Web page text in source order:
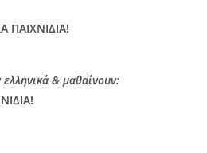
ΠΑΙΧΝΙΔΙΑ!
& μαθαίνουν: